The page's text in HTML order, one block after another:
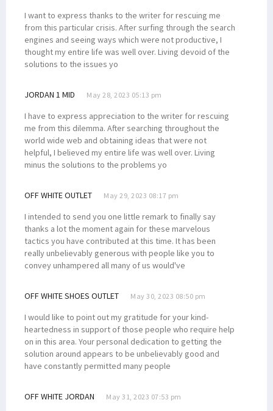
I want to express thanks to the writer for rescuing me
from this particular crisis. After surfing through the search
engines and seeing ways which were not productive, I
thought my entire life was well over. Living devoid of the
solutions to the issues yo
JORDAN 1 MID May 28, 2023 05:13 pm
I have to express appreciation to the writer for rescuing
me from this dilemma. After searching throughout the
world wide web and obtaining ideas that were not
helpful, I believed my entire life was well over. Living
minus the solutions to the problems yo
OFF WHITE OUTLET May 29, 2023 08:17 pm
I intended to send you one little remark to finally say
thanks a lot the moment again for these marvelous
tactics you have contributed at this time. It has been
really unbelievably generous with people like you to
convey unhampered all many of us would've
OFF WHITE SHOES OUTLET May 30, 2023 08:50 pm
I would like to point out my gratitude for your kind-
heartedness in support of those people who require help
on in this area. Your personal dedication to getting the
solution around appears to be unbelievably good and
have constantly permitted many people
OFF WHITE JORDAN May 31, 2023 07:53 pm